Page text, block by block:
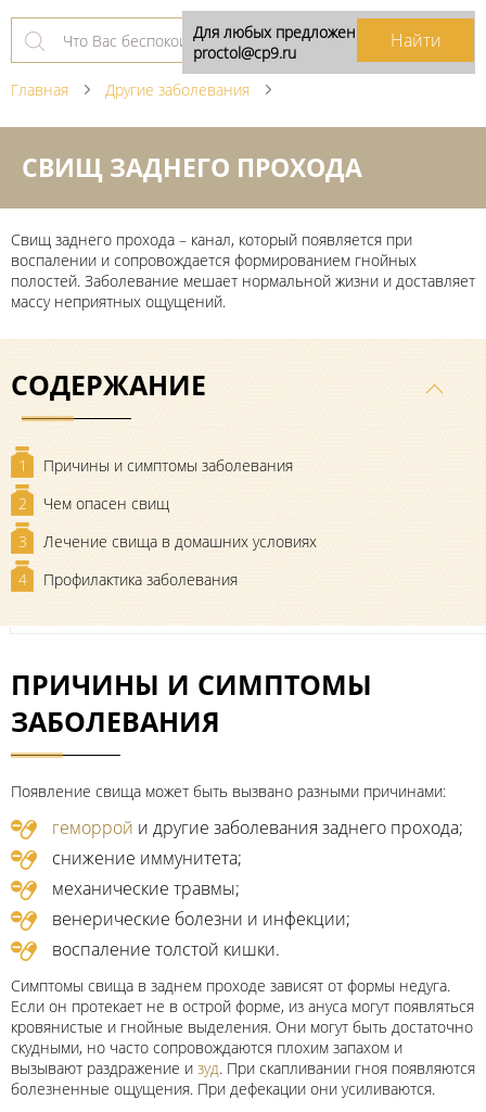
Главная Другие заболевания
СВИЩ ЗАДНЕГО ПРОХОДА
Свищ заднего прохода ­– канал, который появляется при
воспалении и сопровождается формированием гнойных
полостей. Заболевание мешает нормальной жизни и доставляет
массу неприятных ощущений.
СОДЕРЖАНИЕ
1
Причины и симптомы заболевания
2
Чем опасен свищ
3
Лечение свища в домашних условиях
4
Профилактика заболевания
ПРИЧИНЫ И СИМПТОМЫ
ЗАБОЛЕВАНИЯ
Появление свища может быть вызвано разными причинами:
геморрой и другие заболевания заднего прохода;
снижение иммунитета;
механические травмы;
венерические болезни и инфекции;
воспаление толстой кишки.
Симптомы свища в заднем проходе зависят от формы недуга.
Если он протекает не в острой форме, из ануса могут появляться
кровянистые и гнойные выделения. Они могут быть достаточно
скудными, но часто сопровождаются плохим запахом и
вызывают раздражение и зуд. При скапливании гноя появляются
болезненные ощущения. При дефекации они усиливаются.
Для любых предложений по сайту:
proctol@cp9.ru